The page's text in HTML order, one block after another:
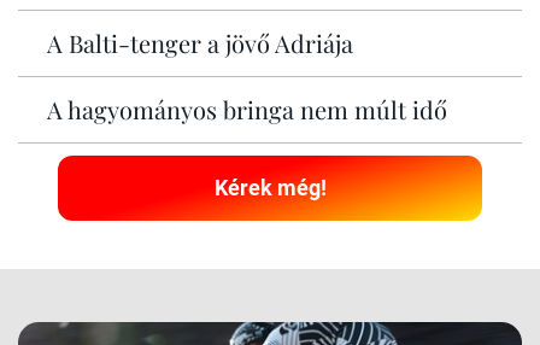
A Balti-tenger a jövő Adriája
A hagyományos bringa nem múlt idő
Kérek még!